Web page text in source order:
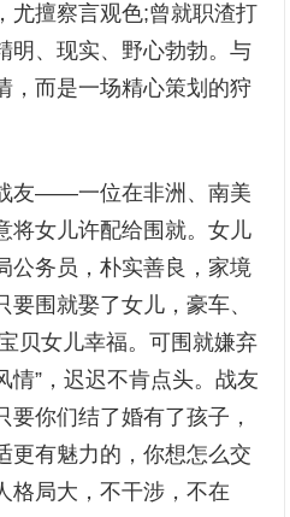
尤擅察言观色;曾就职渣打
明、现实、野心勃勃。与
，而是一场精心策划的狩
——一位在非洲、南美
女儿许配给围就。女儿
公务员，朴实善良，家境
围就娶了女儿，豪车、
贝女儿幸福。可围就嫌弃
情”，迟迟不肯点头。战友
你们结了婚有了孩子，
更有魅力的，你想怎么交
格局大，不干涉，不在